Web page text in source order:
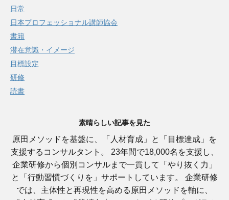
日常
日本プロフェッショナル講師協会
書籍
潜在意識・イメージ
目標設定
研修
読書
素晴らしい記事を見た
原田メソッドを基盤に、「人材育成」と「目標達成」を
支援するコンサルタント。 23年間で18,000名を支援し、
企業研修から個別コンサルまで一貫して「やり抜く力」
と「行動習慣づくりを」サポートしています。 企業研修
では、主体性と再現性を高める原田メソッドを軸に、